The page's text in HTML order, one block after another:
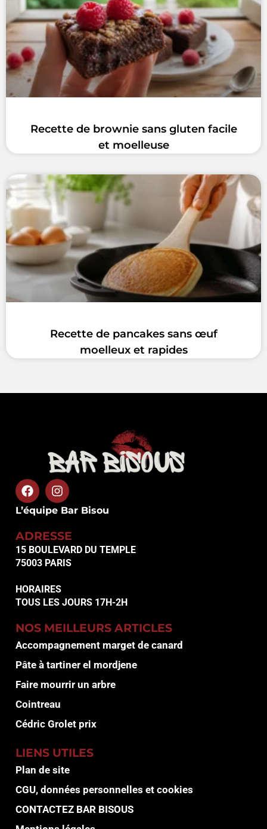
Recette de brownie sans gluten facile
et moelleuse
Recette de pancakes sans œuf
moelleux et rapides
L’équipe Bar Bisou
ADRESSE
15 BOULEVARD DU TEMPLE
75003 PARIS
HORAIRES
TOUS LES JOURS 17H-2H
NOS MEILLEURS ARTICLES
Accompagnement marget de canard
Pâte à tartiner el mordjene
Faire mourrir un arbre
Cointreau
Cédric Grolet prix
LIENS UTILES
Plan de site
CGU, données personnelles et cookies
CONTACTEZ BAR BISOUS